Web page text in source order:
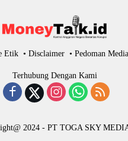
Etik Disclaimer Pedoman
Terhubung Dengan Kami
2024 - PT TOGA SKY